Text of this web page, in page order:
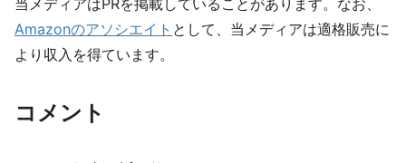
当メディアはPRを掲載していることがあります。なお、
Amazonのアソシエイト として、当メディアは適格販売に
より収入を得ています。
コメント